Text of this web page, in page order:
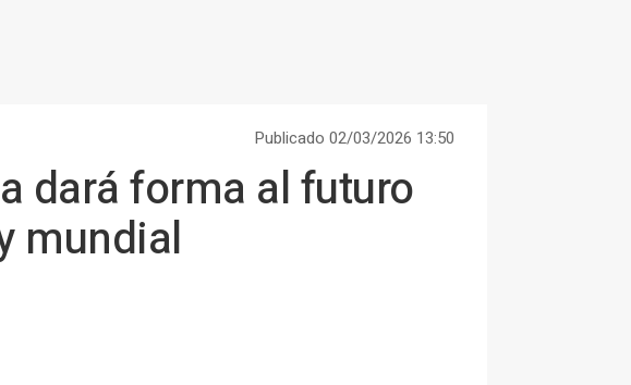
Publicado 02/03/2026 13:50
dará forma al futuro
mundial